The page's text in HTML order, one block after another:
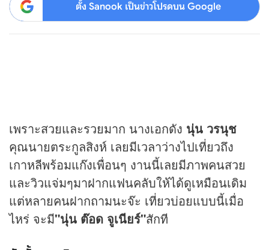
ตั้ง Sanook เป็นข่าวโปรดบน Google
เพราะสวยและรวยมาก นางเอกดัง นุ่น วรนุช
คุณนายตระกูลสิงห์ เลยมีเวลาว่างไปเที่ยวถึง
เกาหลีพร้อมแก๊งเพื่อนๆ งานนี้เลยมีภาพคนสวย
และวิวแจ่มๆมาฝากแฟนคลับให้ได้ดูเหมือนเดิม
แต่หลายคนฝากถามนะจ๊ะ เที่ยวบ่อยแบบนี้เมื่อ
ไหร่ จะมี"นุ่น ต๊อด จูเนียร์"สักที